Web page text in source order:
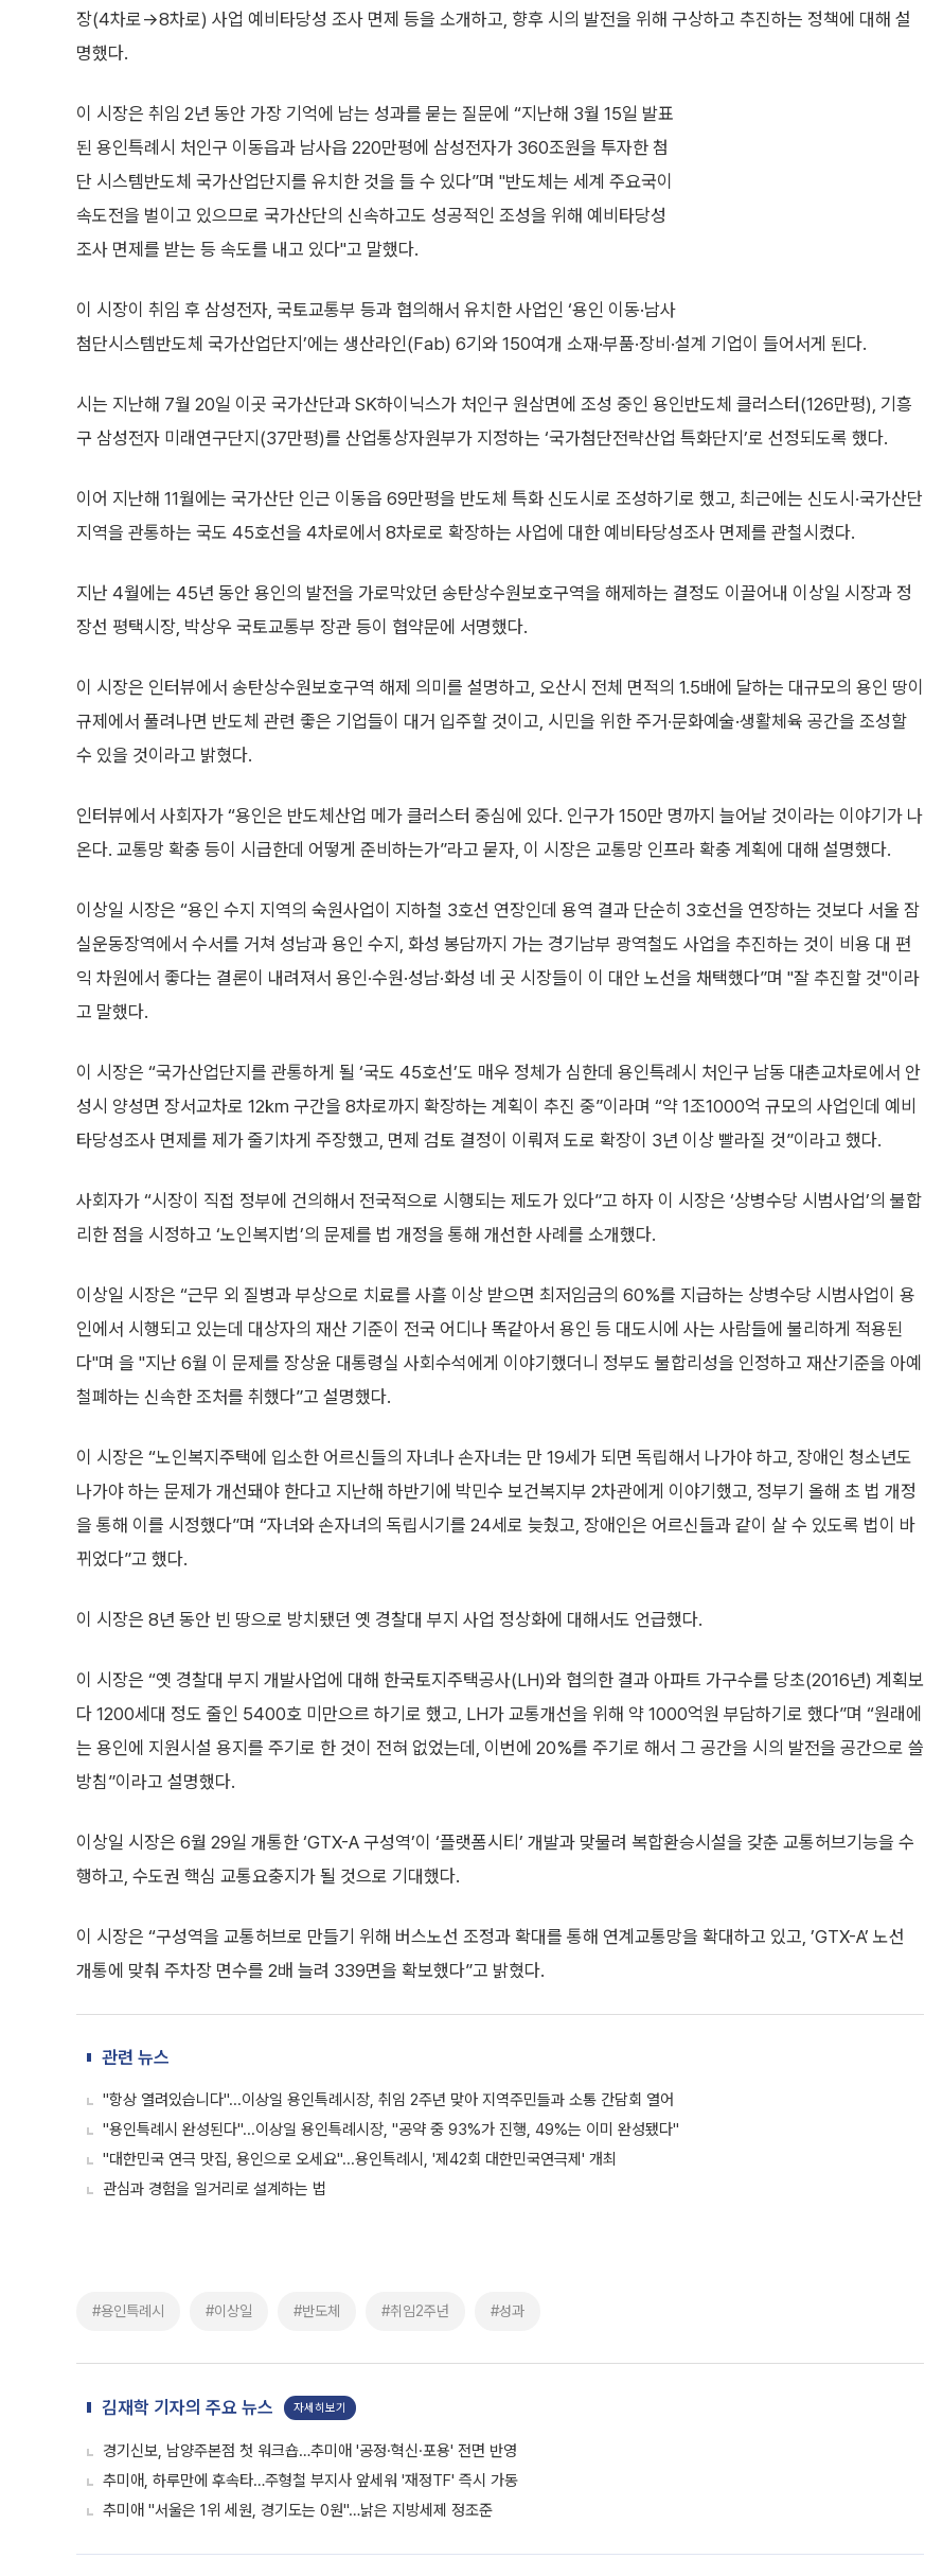
장(4차로→8차로) 사업 예비타당성 조사 면제 등을 소개하고, 향후 시의 발전을 위해 구상하고 추진하는 정책에 대해 설
명했다.
이 시장은 취임 2년 동안 가장 기억에 남는 성과를 묻는 질문에 “지난해 3월 15일 발표
된 용인특례시 처인구 이동읍과 남사읍 220만평에 삼성전자가 360조원을 투자한 첨
단 시스템반도체 국가산업단지를 유치한 것을 들 수 있다”며 "반도체는 세계 주요국이
속도전을 벌이고 있으므로 국가산단의 신속하고도 성공적인 조성을 위해 예비타당성
조사 면제를 받는 등 속도를 내고 있다"고 말했다.
이 시장이 취임 후 삼성전자, 국토교통부 등과 협의해서 유치한 사업인 ‘용인 이동·남사
첨단시스템반도체 국가산업단지’에는 생산라인(Fab) 6기와 150여개 소재·부품·장비·설계 기업이 들어서게 된다.
시는 지난해 7월 20일 이곳 국가산단과 SK하이닉스가 처인구 원삼면에 조성 중인 용인반도체 클러스터(126만평), 기흥
구 삼성전자 미래연구단지(37만평)를 산업통상자원부가 지정하는 ‘국가첨단전략산업 특화단지’로 선정되도록 했다.
이어 지난해 11월에는 국가산단 인근 이동읍 69만평을 반도체 특화 신도시로 조성하기로 했고, 최근에는 신도시·국가산단
지역을 관통하는 국도 45호선을 4차로에서 8차로로 확장하는 사업에 대한 예비타당성조사 면제를 관철시켰다.
지난 4월에는 45년 동안 용인의 발전을 가로막았던 송탄상수원보호구역을 해제하는 결정도 이끌어내 이상일 시장과 정
장선 평택시장, 박상우 국토교통부 장관 등이 협약문에 서명했다.
이 시장은 인터뷰에서 송탄상수원보호구역 해제 의미를 설명하고, 오산시 전체 면적의 1.5배에 달하는 대규모의 용인 땅이
규제에서 풀려나면 반도체 관련 좋은 기업들이 대거 입주할 것이고, 시민을 위한 주거·문화예술·생활체육 공간을 조성할
수 있을 것이라고 밝혔다.
인터뷰에서 사회자가 “용인은 반도체산업 메가 클러스터 중심에 있다. 인구가 150만 명까지 늘어날 것이라는 이야기가 나
온다. 교통망 확충 등이 시급한데 어떻게 준비하는가”라고 묻자, 이 시장은 교통망 인프라 확충 계획에 대해 설명했다.
이상일 시장은 “용인 수지 지역의 숙원사업이 지하철 3호선 연장인데 용역 결과 단순히 3호선을 연장하는 것보다 서울 잠
실운동장역에서 수서를 거쳐 성남과 용인 수지, 화성 봉담까지 가는 경기남부 광역철도 사업을 추진하는 것이 비용 대 편
익 차원에서 좋다는 결론이 내려져서 용인·수원·성남·화성 네 곳 시장들이 이 대안 노선을 채택했다”며 "잘 추진할 것"이라
고 말했다.
이 시장은 “국가산업단지를 관통하게 될 ‘국도 45호선’도 매우 정체가 심한데 용인특례시 처인구 남동 대촌교차로에서 안
성시 양성면 장서교차로 12㎞ 구간을 8차로까지 확장하는 계획이 추진 중”이라며 “약 1조1000억 규모의 사업인데 예비
타당성조사 면제를 제가 줄기차게 주장했고, 면제 검토 결정이 이뤄져 도로 확장이 3년 이상 빨라질 것”이라고 했다.
사회자가 “시장이 직접 정부에 건의해서 전국적으로 시행되는 제도가 있다”고 하자 이 시장은 ‘상병수당 시범사업’의 불합
리한 점을 시정하고 ‘노인복지법’의 문제를 법 개정을 통해 개선한 사례를 소개했다.
이상일 시장은 “근무 외 질병과 부상으로 치료를 사흘 이상 받으면 최저임금의 60%를 지급하는 상병수당 시범사업이 용
인에서 시행되고 있는데 대상자의 재산 기준이 전국 어디나 똑같아서 용인 등 대도시에 사는 사람들에 불리하게 적용된
다"며 을 "지난 6월 이 문제를 장상윤 대통령실 사회수석에게 이야기했더니 정부도 불합리성을 인정하고 재산기준을 아예
철폐하는 신속한 조처를 취했다”고 설명했다.
이 시장은 “노인복지주택에 입소한 어르신들의 자녀나 손자녀는 만 19세가 되면 독립해서 나가야 하고, 장애인 청소년도
나가야 하는 문제가 개선돼야 한다고 지난해 하반기에 박민수 보건복지부 2차관에게 이야기했고, 정부기 올해 초 법 개정
을 통해 이를 시정했다”며 “자녀와 손자녀의 독립시기를 24세로 늦췄고, 장애인은 어르신들과 같이 살 수 있도록 법이 바
뀌었다”고 했다.
이 시장은 8년 동안 빈 땅으로 방치됐던 옛 경찰대 부지 사업 정상화에 대해서도 언급했다.
이 시장은 “옛 경찰대 부지 개발사업에 대해 한국토지주택공사(LH)와 협의한 결과 아파트 가구수를 당초(2016년) 계획보
다 1200세대 정도 줄인 5400호 미만으르 하기로 했고, LH가 교통개선을 위해 약 1000억원 부담하기로 했다”며 “원래에
는 용인에 지원시설 용지를 주기로 한 것이 전혀 없었는데, 이번에 20%를 주기로 해서 그 공간을 시의 발전을 공간으로 쓸
방침”이라고 설명했다.
이상일 시장은 6월 29일 개통한 ‘GTX-A 구성역’이 ‘플랫폼시티’ 개발과 맞물려 복합환승시설을 갖춘 교통허브기능을 수
행하고, 수도권 핵심 교통요충지가 될 것으로 기대했다.
이 시장은 “구성역을 교통허브로 만들기 위해 버스노선 조정과 확대를 통해 연계교통망을 확대하고 있고, ’GTX-A’ 노선
개통에 맞춰 주차장 면수를 2배 늘려 339면을 확보했다”고 밝혔다.
관련 뉴스
"항상 열려있습니다"...이상일 용인특례시장, 취임 2주년 맞아 지역주민들과 소통 간담회 열어
"용인특례시 완성된다"...이상일 용인특례시장, "공약 중 93%가 진행, 49%는 이미 완성됐다"
"대한민국 연극 맛집, 용인으로 오세요"...용인특례시, '제42회 대한민국연극제' 개최
관심과 경험을 일거리로 설계하는 법
#용인특례시 #이상일 #반도체 #취임2주년 #성과
김재학 기자의 주요 뉴스 자세히보기
경기신보, 남양주본점 첫 워크숍…추미애 '공정·혁신·포용' 전면 반영
추미애, 하루만에 후속타…주형철 부지사 앞세워 '재정TF' 즉시 가동
추미애 "서울은 1위 세원, 경기도는 0원"…낡은 지방세제 정조준